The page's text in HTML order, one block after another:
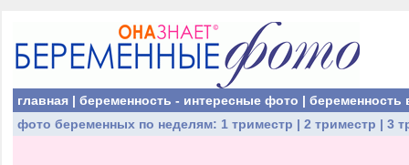
главная | беременность - интересные фото | беременность
фото беременных по неделям: 1 триместр | 2 триместр | 3